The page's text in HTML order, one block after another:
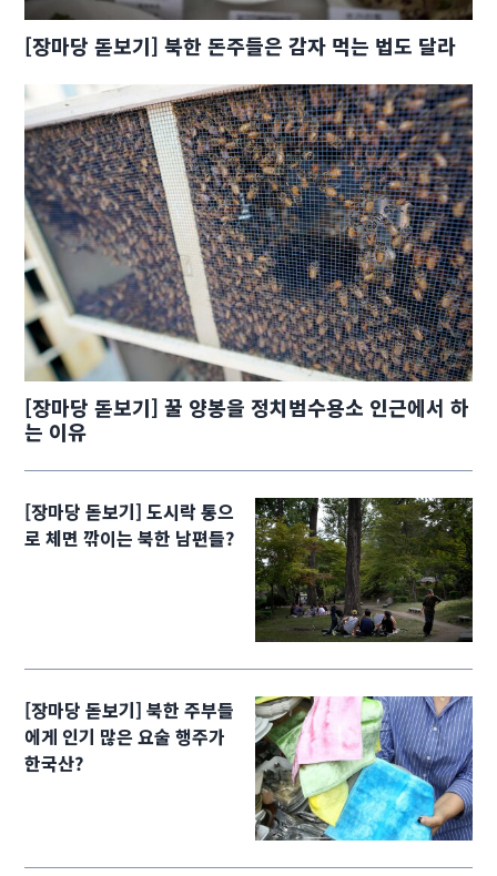
[장마당 돋보기] 북한 돈주들은 감자 먹는 법도 달라
[장마당 돋보기] 꿀 양봉을 정치범수용소 인근에서 하
는 이유
[장마당 돋보기] 도시락 통으
로 체면 깎이는 북한 남편들?
[장마당 돋보기] 북한 주부들
에게 인기 많은 요술 행주가
한국산?